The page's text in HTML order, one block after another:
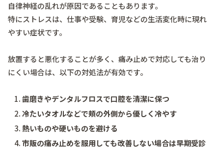
自律神経の乱れが原因であることもあります。
特にストレスは、仕事や受験、育児などの生活変化時に現れ
やすい症状です。
放置すると悪化することが多く、痛み止めで対応しても治り
にくい場合は、以下の対処法が有効です。
歯磨きやデンタルフロスで口腔を清潔に保つ
冷たいタオルなどで頬の外側から優しく冷やす
熱いものや硬いものを避ける
市販の痛み止めを服用しても改善しない場合は早期受診